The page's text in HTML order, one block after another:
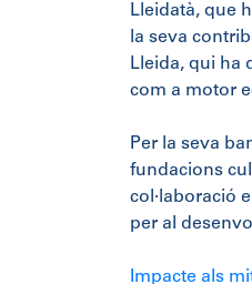
Lleidatà, que
la seva
Lleida, qui ha
com a motor
Per la seva
fundacions
col·laboració
per al
Impacte als